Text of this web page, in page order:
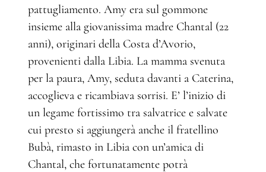
pattugliamento. Amy era sul gommone
insieme alla giovanissima madre Chantal (22
anni), originari della Costa d’Avorio,
provenienti dalla Libia. La mamma svenuta
per la paura, Amy, seduta davanti a Caterina,
accoglieva e ricambiava sorrisi. E’ l’inizio di
un legame fortissimo tra salvatrice e salvate
cui presto si aggiungerà anche il fratellino
Bubà, rimasto in Libia con un’amica di
Chantal, che fortunatamente potrà